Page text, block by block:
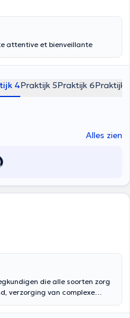
attentive et bienveillante
4Praktijk 5Praktijk 6Praktijk
Alles zien
die alle soorten zorg
verzorging van complexe